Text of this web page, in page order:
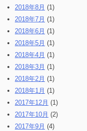
2018年8月 (1)
2018年7月 (1)
2018年6月 (1)
2018年5月 (1)
2018年4月 (1)
2018年3月 (1)
2018年2月 (1)
2018年1月 (1)
2017年12月 (1)
2017年10月 (2)
2017年9月 (4)